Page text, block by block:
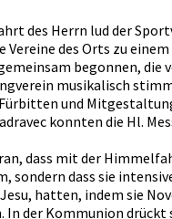
des Herrn lud der
des Orts zu einem
begonnen, die
musikalisch
und
konnten die Hl.
dass mit der
sondern dass sie
hatten, indem sie
der Kommunion drückt